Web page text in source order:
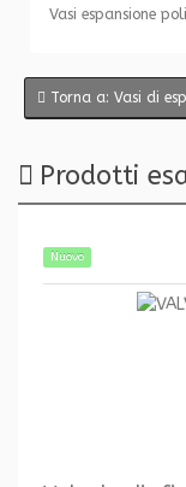
Vasi espansione
Torna a: Vasi di
Prodotti
Nuovo